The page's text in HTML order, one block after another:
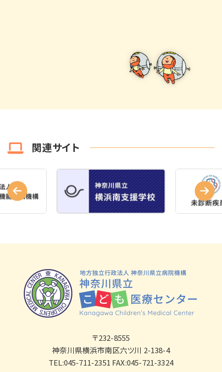
関連サイト
〒232-8555
神奈川県横浜市南区六ツ川 2-138-4
TEL:045-711-2351 FAX:045-721-3324